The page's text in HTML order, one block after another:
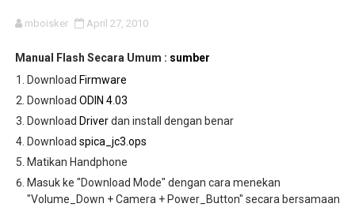
mboisker April 27, 2010
Manual Flash Secara Umum : sumber
Download Firmware
Download ODIN 4.03
Download Driverdan install dengan benar
Download spica_jc3.ops
Matikan Handphone
Masuk ke "Download Mode" dengan cara menekan
"Volume_Down + Camera + Power_Button" secara bersamaan